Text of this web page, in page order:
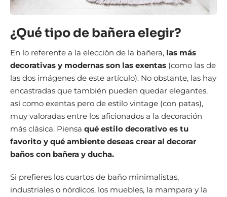
¿Qué tipo de bañera elegir?
En lo referente a la elección de la bañera, las más
decorativas y modernas son las exentas (como las de
las dos imágenes de este artículo). No obstante, las hay
encastradas que también pueden quedar elegantes,
así como exentas pero de estilo vintage (con patas),
muy valoradas entre los aficionados a la decoración
más clásica. Piensa qué estilo decorativo es tu
favorito y qué ambiente deseas crear al decorar
baños con bañera y ducha.
Si prefieres los cuartos de baño minimalistas,
industriales o nórdicos, los muebles, la mampara y la